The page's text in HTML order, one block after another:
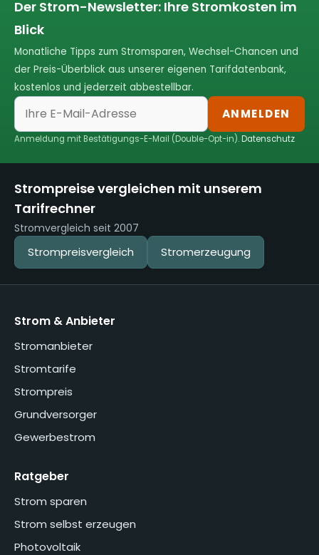
Der Strom-Newsletter: Ihre Stromkosten im
Blick
Monatliche Tipps zum Stromsparen, Wechsel-Chancen und
der Preis-Überblick aus unserer eigenen Tarifdatenbank,
kostenlos und jederzeit abbestellbar.
ANMELDEN
Anmeldung mit Bestätigungs-E-Mail (Double-Opt-in).Datenschutz
Strompreise vergleichen mit unserem
Tarifrechner
Stromvergleich seit 2007
Strompreisvergleich Stromerzeugung
Strom & Anbieter
Stromanbieter
Stromtarife
Strompreis
Grundversorger
Gewerbestrom
Ratgeber
Strom sparen
Strom selbst erzeugen
Photovoltaik